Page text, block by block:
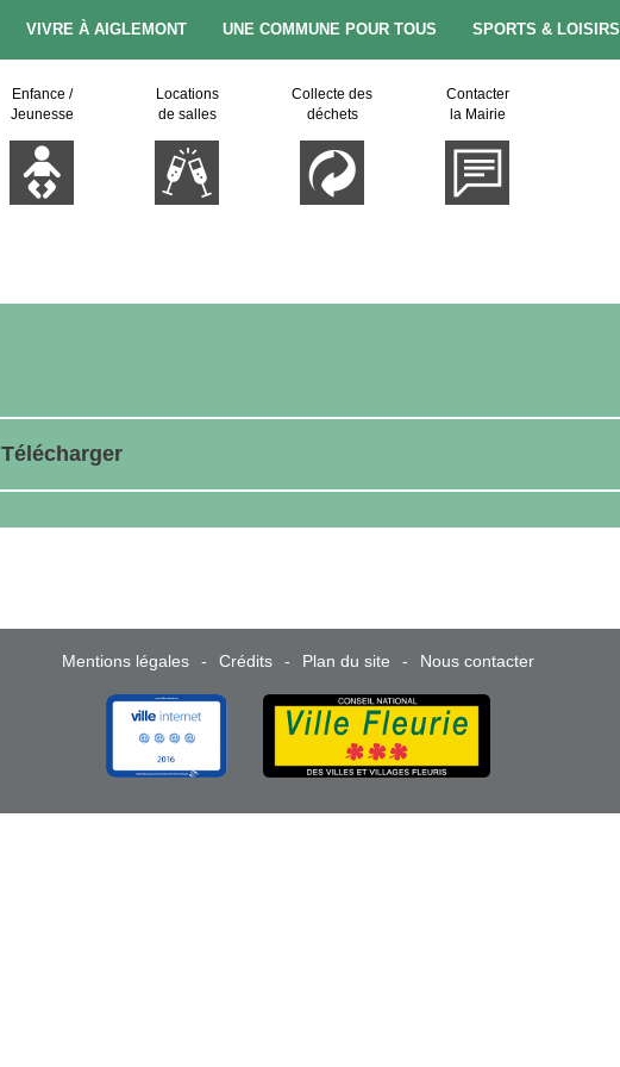
VIVRE À AIGLEMONT UNE COMMUNE POUR TOUS SPORTS & LOISIRS
Enfance /
Jeunesse
Locations
de salles
Collecte des
déchets
Contacter
la Mairie
Télécharger
Mentions légales Crédits Plan du site Nous contacter